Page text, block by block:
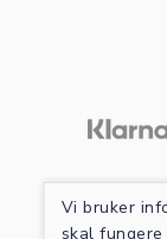
Vi bruker
skal